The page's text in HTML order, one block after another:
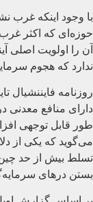
با وجود اینکه غرب
حوزه‌ای که اکثر
آن را اولویت اصلی
ندارد که هجوم
روزنامه
طور قابل توجهی
می‌گوید که یکی از
تسلط بیش از حد چین
بستن درهای